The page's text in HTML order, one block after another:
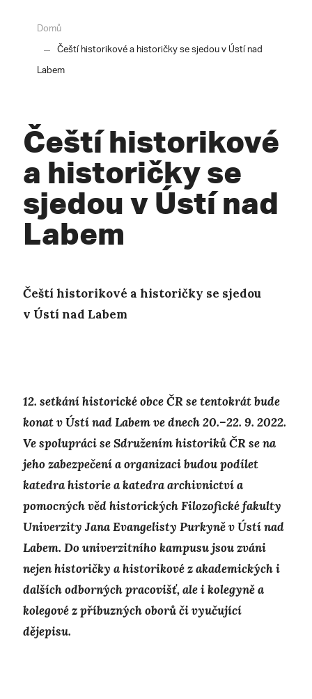
Domů
Čeští historikové a historičky se sjedou v Ústí nad
Labem
Čeští historikové
a historičky se
sjedou v Ústí nad
Labem
Čeští historikové a historičky se sjedou
v Ústí nad Labem
12. setkání historické obce ČR se tentokrát bude
konat v Ústí nad Labem ve dnech 20.–22. 9. 2022.
Ve spolupráci se Sdružením historiků ČR se na
jeho zabezpečení a organizaci budou podílet
katedra historie a katedra archivnictví a
pomocných věd historických Filozofické fakulty
Univerzity Jana Evangelisty Purkyně v Ústí nad
Labem. Do univerzitního kampusu jsou zváni
nejen historičky a historikové z akademických i
dalších odborných pracovišť, ale i kolegyně a
kolegové z příbuzných oborů či vyučující
dějepisu.